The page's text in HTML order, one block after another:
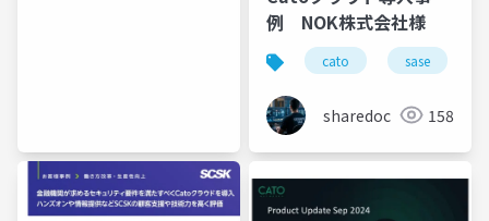
例 NOK株式会社様
cato sase
sharedoc 158